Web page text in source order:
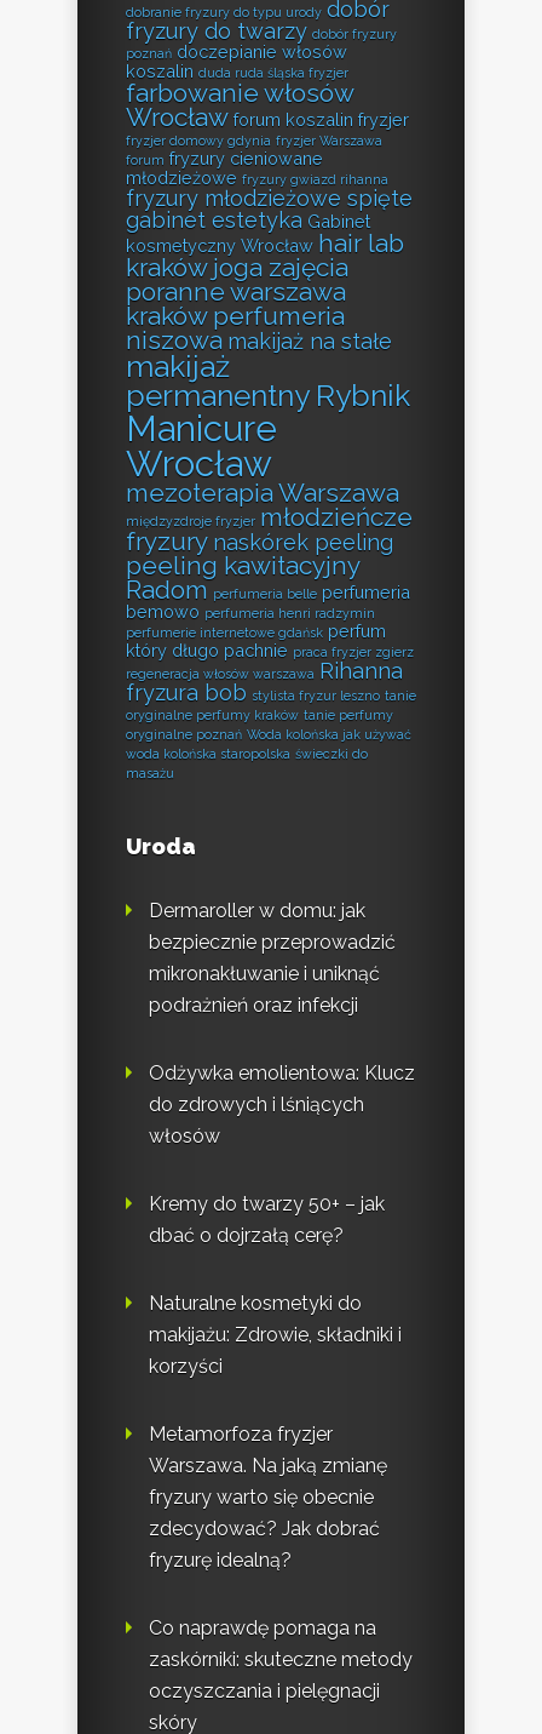
dobranie fryzury do typu urody dobór
fryzury do twarzy dobór fryzury
poznań doczepianie włosów
koszalin duda ruda śląska fryzjer
farbowanie włosów
Wrocław forum koszalin fryzjer
fryzjer domowy gdynia fryzjer Warszawa
forum fryzury cieniowane
młodzieżowe fryzury gwiazd rihanna
fryzury młodzieżowe spięte
gabinet estetyka Gabinet
kosmetyczny Wrocław hair lab
kraków joga zajęcia
poranne warszawa
kraków perfumeria
niszowa makijaż na stałe
makijaż
permanentny Rybnik
Manicure
Wrocław
mezoterapia Warszawa
międzyzdroje fryzjer młodzieńcze
fryzury naskórek peeling
peeling kawitacyjny
Radom perfumeria belle perfumeria
bemowo perfumeria henri radzymin
perfumerie internetowe gdańsk perfum
który długo pachnie praca fryzjer zgierz
regeneracja włosów warszawa Rihanna
fryzura bob stylista fryzur leszno tanie
oryginalne perfumy kraków tanie perfumy
oryginalne poznań Woda kolońska jak używać
woda kolońska staropolska świeczki do
masażu
Uroda
Dermaroller w domu: jak
bezpiecznie przeprowadzić
mikronakłuwanie i uniknąć
podrażnień oraz infekcji
Odżywka emolientowa: Klucz
do zdrowych i lśniących
włosów
Kremy do twarzy 50+ – jak
dbać o dojrzałą cerę?
Naturalne kosmetyki do
makijażu: Zdrowie, składniki i
korzyści
Metamorfoza fryzjer
Warszawa. Na jaką zmianę
fryzury warto się obecnie
zdecydować? Jak dobrać
fryzurę idealną?
Co naprawdę pomaga na
zaskórniki: skuteczne metody
oczyszczania i pielęgnacji
skóry